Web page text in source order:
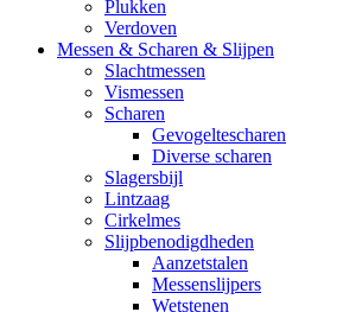
Plukken
Verdoven
Messen & Scharen & Slijpen
Slachtmessen
Vismessen
Scharen
Gevogeltescharen
Diverse scharen
Slagersbijl
Lintzaag
Cirkelmes
Slijpbenodigdheden
Aanzetstalen
Messenslijpers
Wetstenen